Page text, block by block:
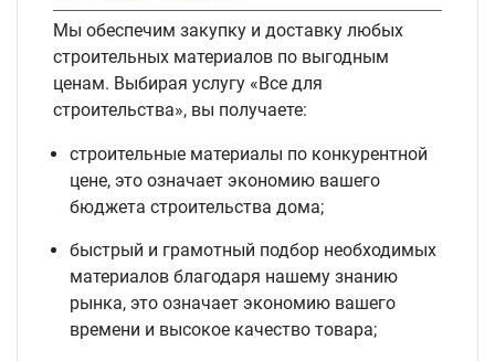
Мы обеспечим закупку и доставку любых
строительных материалов по выгодным
ценам. Выбирая услугу «Все для
строительства», вы получаете:
строительные материалы по конкурентной
цене, это означает экономию вашего
бюджета строительства дома;
быстрый и грамотный подбор необходимых
материалов благодаря нашему знанию
рынка, это означает экономию вашего
времени и высокое качество товара;